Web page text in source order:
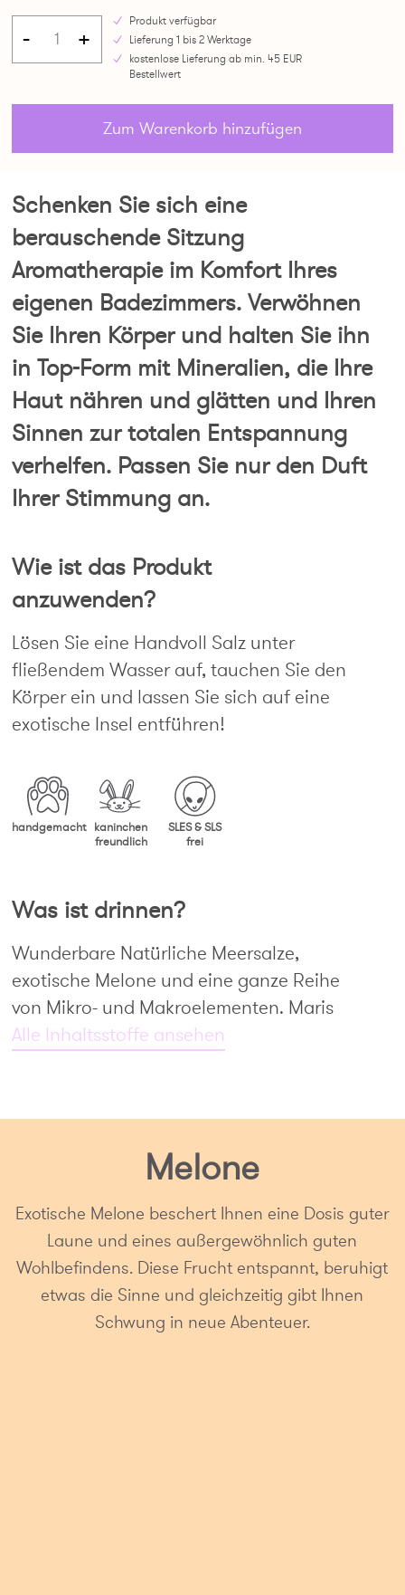
- +
Produkt verfügbar
Lieferung 1 bis 2 Werktage
kostenlose Lieferung ab min. 45 EUR
Bestellwert
Zum Warenkorb hinzufügen
Schenken Sie sich eine
berauschende Sitzung
Aromatherapie im Komfort Ihres
eigenen Badezimmers. Verwöhnen
Sie Ihren Körper und halten Sie ihn
in Top-Form mit Mineralien, die Ihre
Haut nähren und glätten und Ihren
Sinnen zur totalen Entspannung
verhelfen. Passen Sie nur den Duft
Ihrer Stimmung an.
Wie ist das Produkt
anzuwenden?
Lösen Sie eine Handvoll Salz unter
fließendem Wasser auf, tauchen Sie den
Körper ein und lassen Sie sich auf eine
exotische Insel entführen!
handgemacht kaninchen
freundlich
SLES & SLS
frei
Was ist drinnen?
Wunderbare Natürliche Meersalze,
exotische Melone und eine ganze Reihe
von Mikro- und Makroelementen. Maris
Sal, Parfum, Aqua, Hexyl Cinnamal,
Alle Inhaltsstoffe ansehen
Melone
Exotische Melone beschert Ihnen eine Dosis guter
Laune und eines außergewöhnlich guten
Wohlbefindens. Diese Frucht entspannt, beruhigt
etwas die Sinne und gleichzeitig gibt Ihnen
Schwung in neue Abenteuer.